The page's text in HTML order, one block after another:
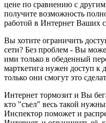
цене по сравнению с
получите возможность
работой в Интернет Ваших
Вы хотите ограничить
сети? Без проблем - Вы
ими только в обеденный
марткетига нужен доступ к
только они смогут это
Интернет тормозит и Вы
кто "съел" весь такой
Инспектор поможет и